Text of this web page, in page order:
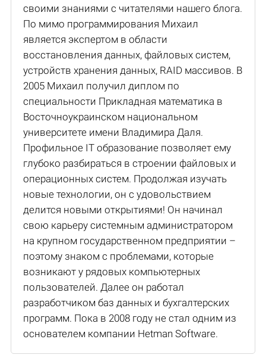
своими знаниями с читателями нашего блога.
По мимо программирования Михаил
является экспертом в области
восстановления данных, файловых систем,
устройств хранения данных, RAID массивов. В
2005 Михаил получил диплом по
специальности Прикладная математика в
Восточноукраинском национальном
университете имени Владимира Даля.
Профильное IT образование позволяет ему
глубоко разбираться в строении файловых и
операционных систем. Продолжая изучать
новые технологии, он с удовольствием
делится новыми открытиями! Он начинал
свою карьеру системным администратором
на крупном государственном предприятии –
поэтому знаком с проблемами, которые
возникают у рядовых компьютерных
пользователей. Далее он работал
разработчиком баз данных и бухгалтерских
программ. Пока в 2008 году не стал одним из
основателем компании Hetman Software.